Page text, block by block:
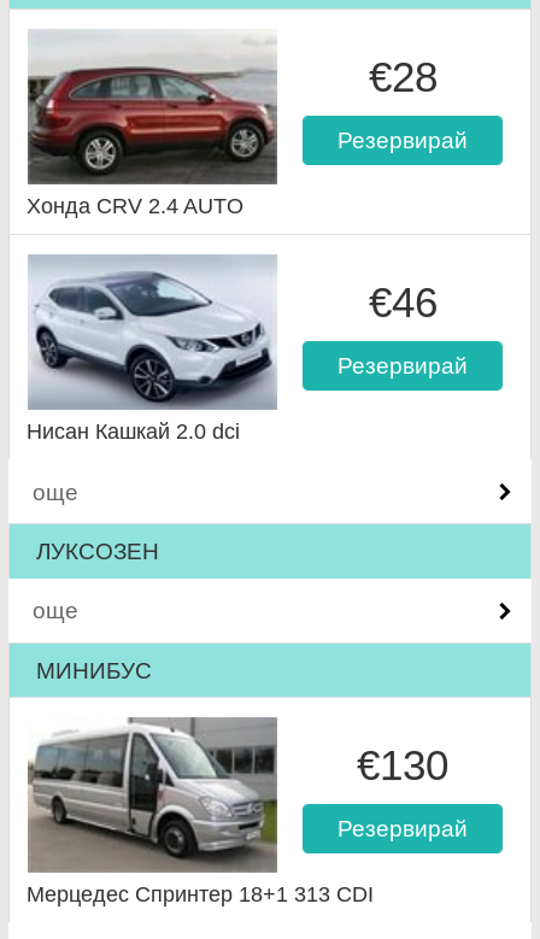
€28
Резервирай
Хонда CRV 2.4 AUTO
€46
Резервирай
Нисан Кашкай 2.0 dci
още
ЛУКСОЗЕН
още
МИНИБУС
€130
Резервирай
Мерцедес Спринтер 18+1 313 CDI